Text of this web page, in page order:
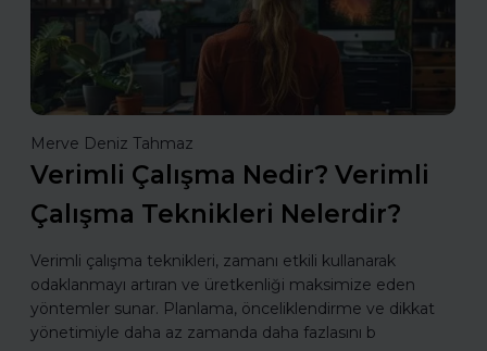
Merve Deniz Tahmaz
Verimli Çalışma Nedir? Verimli
Çalışma Teknikleri Nelerdir?
Verimli çalışma teknikleri, zamanı etkili kullanarak
odaklanmayı artıran ve üretkenliği maksimize eden
yöntemler sunar. Planlama, önceliklendirme ve dikkat
yönetimiyle daha az zamanda daha fazlasını b